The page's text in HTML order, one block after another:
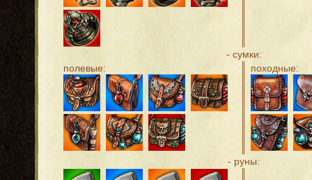
- сумки:
полевые:
походные:
- руны: